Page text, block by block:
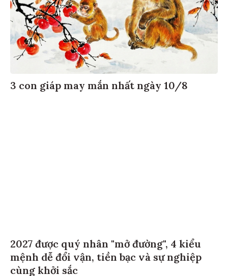
3 con giáp may mắn nhất ngày 10/8
2027 được quý nhân "mở đường", 4 kiểu
mệnh dễ đổi vận, tiền bạc và sự nghiệp
cùng khởi sắc